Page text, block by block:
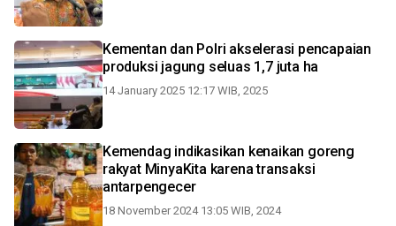
Kementan dan Polri akselerasi pencapaian
produksi jagung seluas 1,7 juta ha
14 January 2025 12:17 WIB, 2025
Kemendag indikasikan kenaikan goreng
rakyat MinyaKita karena transaksi
antarpengecer
18 November 2024 13:05 WIB, 2024